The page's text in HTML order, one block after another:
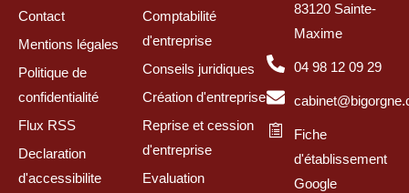
Contact
Mentions légales
Politique de
confidentialité
Flux RSS
Declaration
d'accessibilite
Comptabilité
d'entreprise
Conseils juridiques
Création d'entreprise
Reprise et cession
d'entreprise
Evaluation
83120 Sainte-
Maxime
04 98 12 09 29
Fiche
d'établissement
Google